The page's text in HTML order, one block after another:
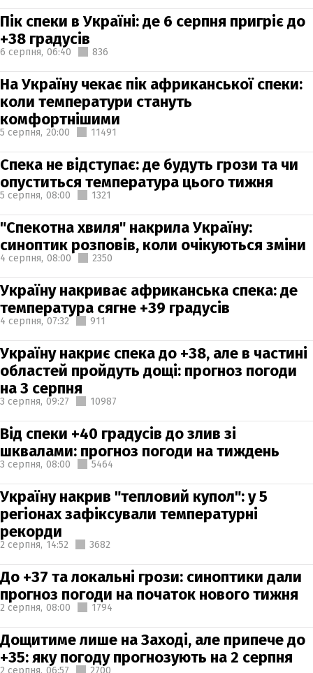
Пік спеки в Україні: де 6 серпня пригріє до
+38 градусів
6 серпня, 06:40 836
На Україну чекає пік африканської спеки:
коли температури стануть
комфортнішими
5 серпня, 20:00 11491
Спека не відступає: де будуть грози та чи
опуститься температура цього тижня
5 серпня, 08:00 1321
"Спекотна хвиля" накрила Україну:
синоптик розповів, коли очікуються зміни
4 серпня, 08:00 2350
Україну накриває африканська спека: де
температура сягне +39 градусів
4 серпня, 07:32 911
Україну накриє спека до +38, але в частині
областей пройдуть дощі: прогноз погоди
на 3 серпня
3 серпня, 09:27 10987
Від спеки +40 градусів до злив зі
шквалами: прогноз погоди на тиждень
3 серпня, 08:00 5464
Україну накрив "тепловий купол": у 5
регіонах зафіксували температурні
рекорди
2 серпня, 14:52 3682
До +37 та локальні грози: синоптики дали
прогноз погоди на початок нового тижня
2 серпня, 08:00 1794
Дощитиме лише на Заході, але припече до
+35: яку погоду прогнозують на 2 серпня
2 серпня, 06:57 2700